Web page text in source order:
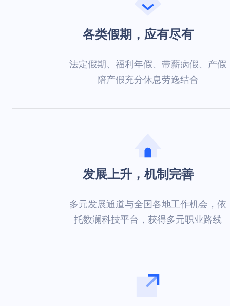
各类假期，应有尽有
法定假期、福利年假、带薪病假、产假
陪产假充分休息劳逸结合
发展上升，机制完善
多元发展通道与全国各地工作机会，依
托数澜科技平台，获得多元职业路线